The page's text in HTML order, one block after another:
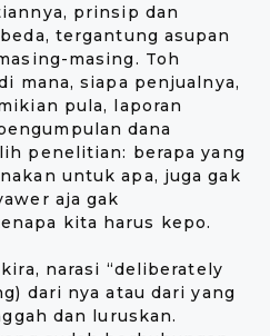
prinsip dan
tergantung asupan
masing. Toh
mana, siapa penjualnya,
pula, laporan
dana
penelitian: berapa yang
untuk apa, juga gak
aja gak
kita harus kepo.
narasi “deliberately
dari nya atau dari yang
dan luruskan.